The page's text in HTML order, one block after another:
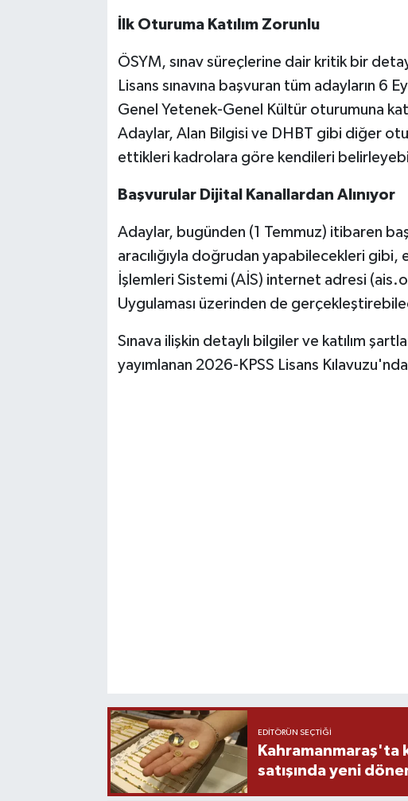
İlk Oturuma Katılım Zorunlu
ÖSYM, sınav süreçlerine dair kritik bir
Lisans sınavına başvuran tüm adayların 6
Genel Yetenek-Genel Kültür oturumuna
Adaylar, Alan Bilgisi ve DHBT gibi diğer
ettikleri kadrolara göre kendileri
Başvurular Dijital Kanallardan Alınıyor
Adaylar, bugünden (1 Temmuz) itibaren
aracılığıyla doğrudan yapabilecekleri
İşlemleri Sistemi (AİS) internet adresi
Uygulaması üzerinden de
Sınava ilişkin detaylı bilgiler ve katılım
yayımlanan 2026-KPSS Lisans
EDITÖRÜN SEÇTIĞI
Kahramanmaraş'ta
satışında yeni